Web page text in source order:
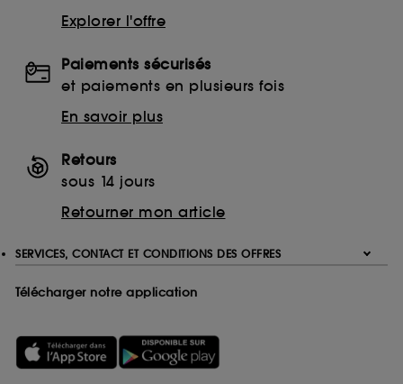
Explorer l'offre
Paiements sécurisés
et paiements en plusieurs fois
En savoir plus
Retours
sous 14 jours
Retourner mon article
SERVICES, CONTACT ET CONDITIONS DES OFFRES
Télécharger notre application